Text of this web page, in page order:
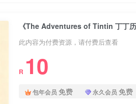
此内容为付费资源，请付费后查看
R 10
包年会员 免费 永久会员 免费